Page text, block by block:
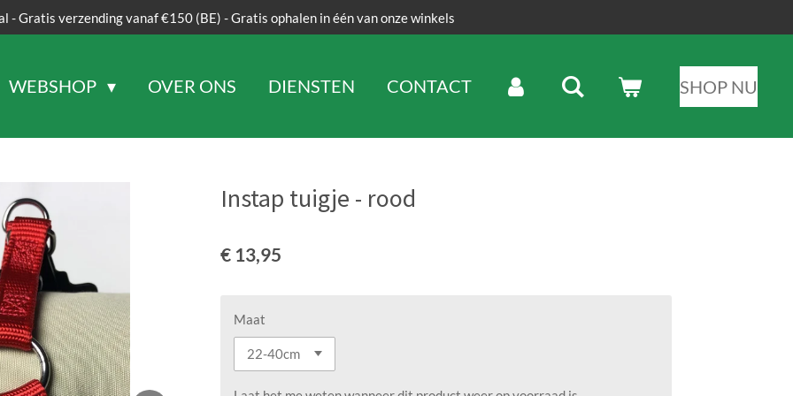
- Gratis verzending vanaf €150 (BE) - Gratis ophalen in één van onze winkels
WEBSHOP OVER ONS DIENSTEN CONTACT SHOP NU
Instap tuigje - rood
€ 13,95
Maat